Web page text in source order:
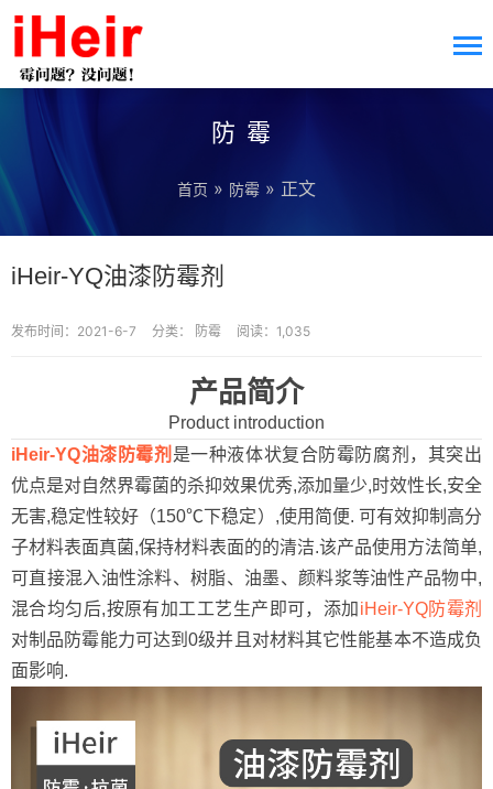
防霉
首页 » 防霉 » 正文
iHeir-YQ油漆防霉剂
发布时间：2021-6-7 分类： 防霉 阅读：1,035
产品简介
Product introduction
iHeir-YQ油漆防霉剂 是一种液体状复合防霉防腐剂，其突出
优点是对自然界霉菌的杀抑效果优秀,添加量少,时效性长,安全
无害,稳定性较好（150℃下稳定）,使用简便. 可有效抑制高分
子材料表面真菌,保持材料表面的的清洁.该产品使用方法简单,
可直接混入油性涂料、树脂、油墨、颜料浆等油性产品物中,
混合均匀后,按原有加工工艺生产即可，添加 iHeir-YQ防霉剂
对制品防霉能力可达到0级并且对材料其它性能基本不造成负
面影响.